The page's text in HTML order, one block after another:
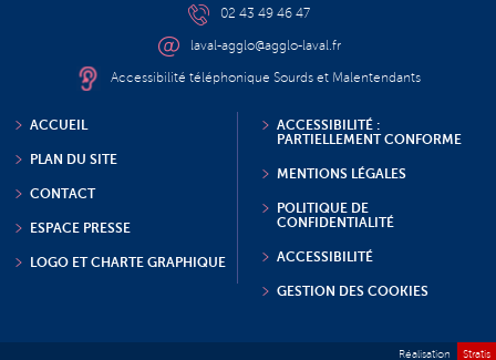
02 43 49 46 47
laval-agglo@agglo-laval.fr
Accessibilité téléphonique Sourds et Malentendants
ACCUEIL
PLAN DU SITE
CONTACT
ESPACE PRESSE
LOGO ET CHARTE GRAPHIQUE
ACCESSIBILITÉ :
PARTIELLEMENT CONFORME
MENTIONS LÉGALES
POLITIQUE DE
CONFIDENTIALITÉ
ACCESSIBILITÉ
GESTION DES COOKIES
Réalisation Stratis